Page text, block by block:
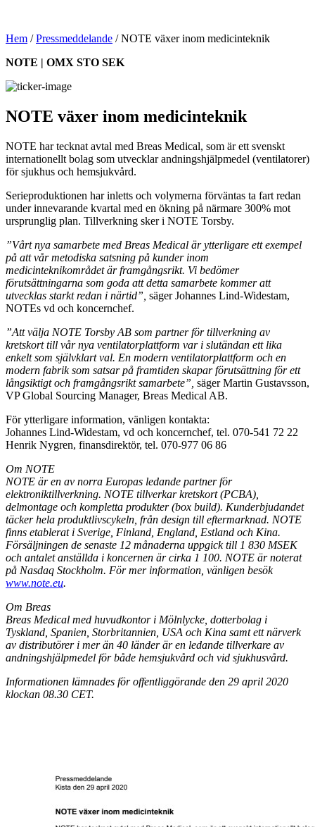
Hem /Pressmeddelande /NOTE växer inom medicinteknik
NOTE | OMX STO SEK
NOTE växer inom medicinteknik
NOTE har tecknat avtal med Breas Medical, som är ett svenskt
internationellt bolag som utvecklar andningshjälpmedel (ventilatorer)
för sjukhus och hemsjukvård.
Serieproduktionen har inletts och volymerna förväntas ta fart redan
under innevarande kvartal med en ökning på närmare 300% mot
ursprunglig plan. Tillverkning sker i NOTE Torsby.
”Vårt nya samarbete med Breas Medical är ytterligare ett exempel
på att vår metodiska satsning på kunder inom
medicinteknikområdet är framgångsrikt. Vi bedömer
förutsättningarna som goda att detta samarbete kommer att
utvecklas starkt redan i närtid”, säger Johannes Lind-Widestam,
NOTEs vd och koncernchef.
”Att välja NOTE Torsby AB som partner för tillverkning av
kretskort till vår nya ventilatorplattform var i slutändan ett lika
enkelt som självklart val. En modern ventilatorplattform och en
modern fabrik som satsar på framtiden skapar förutsättning för ett
långsiktigt och framgångsrikt samarbete”, säger Martin Gustavsson,
VP Global Sourcing Manager, Breas Medical AB.
För ytterligare information, vänligen kontakta:
Johannes Lind-Widestam, vd och koncernchef, tel. 070-541 72 22
Henrik Nygren, finansdirektör, tel. 070-977 06 86
Om NOTE
NOTE är en av norra Europas ledande partner för
elektroniktillverkning. NOTE tillverkar kretskort (PCBA),
delmontage och kompletta produkter (box build). Kunderbjudandet
täcker hela produktlivscykeln, från design till eftermarknad. NOTE
finns etablerat i Sverige, Finland, England, Estland och Kina.
Försäljningen de senaste 12 månaderna uppgick till 1 830 MSEK
och antalet anställda i koncernen är cirka 1 100. NOTE är noterat
på Nasdaq Stockholm. För mer information, vänligen besök
www.note.eu.
Om Breas
Breas Medical med huvudkontor i Mölnlycke, dotterbolag i
Tyskland, Spanien, Storbritannien, USA och Kina samt ett närverk
av distributörer i mer än 40 länder är en ledande tillverkare av
andningshjälpmedel för både hemsjukvård och vid sjukhusvård.
Informationen lämnades för offentliggörande den 29 april 2020
klockan 08.30 CET.